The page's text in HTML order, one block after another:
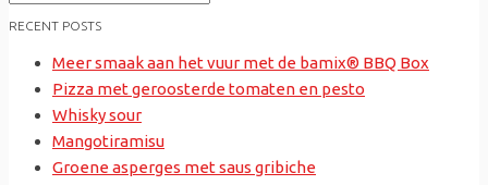
RECENT POSTS
Meer smaak aan het vuur met de bamix® BBQ Box
Pizza met geroosterde tomaten en pesto
Whisky sour
Mangotiramisu
Groene asperges met saus gribiche